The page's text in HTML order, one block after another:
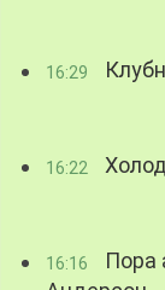
16:29
16:22
16:16
Пора